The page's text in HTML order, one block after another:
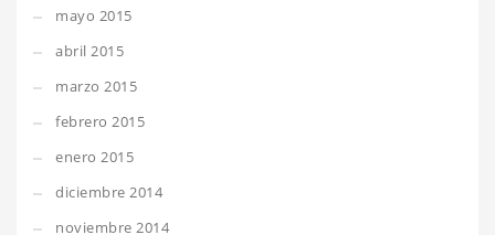
mayo 2015
abril 2015
marzo 2015
febrero 2015
enero 2015
diciembre 2014
noviembre 2014